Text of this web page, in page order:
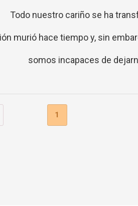
Todo nuestro cariño se ha
murió hace tiempo y, sin
somos incapaces de
1